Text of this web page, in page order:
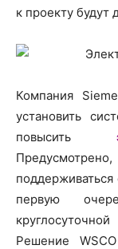
к проекту будут
Компания
установить
повысить
первую
Решение